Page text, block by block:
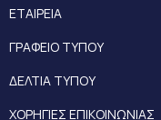
ΕΤΑΙΡΕΙΑ
ΓΡΑΦΕΙΟ ΤΥΠΟΥ
ΔΕΛΤΙΑ ΤΥΠΟΥ
ΧΟΡΗΓΙΕΣ ΕΠΙΚΟΙΝΩΝΙΑΣ